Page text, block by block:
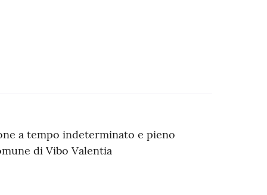
a tempo indeterminato e pieno
di Vibo Valentia